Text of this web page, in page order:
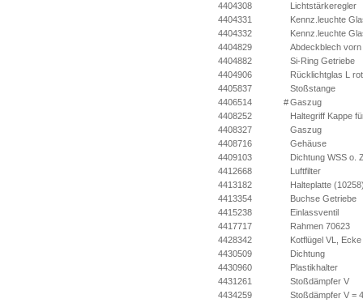
4404308
Lichtstärkeregler
4404331
Kennz.leuchte
4404332
Kennz.leuchte
4404829
Abdeckblech vorn
4404882
Si-Ring Getriebe
4404906
Rücklichtglas L rot
4405837
Stoßstange
4406514
# Gaszug
4408252
Haltegriff Kappe
4408327
Gaszug
4408716
Gehäuse
4409103
Dichtung WSS o.
4412668
Luftfilter
4413182
Halteplatte
4413354
Buchse Getriebe
4415238
Einlassventil
4417717
Rahmen 70623
4428342
Kotflügel VL,
4430509
Dichtung
4430960
Plastikhalter
4431261
Stoßdämpfer V
4434259
Stoßdämpfer V =